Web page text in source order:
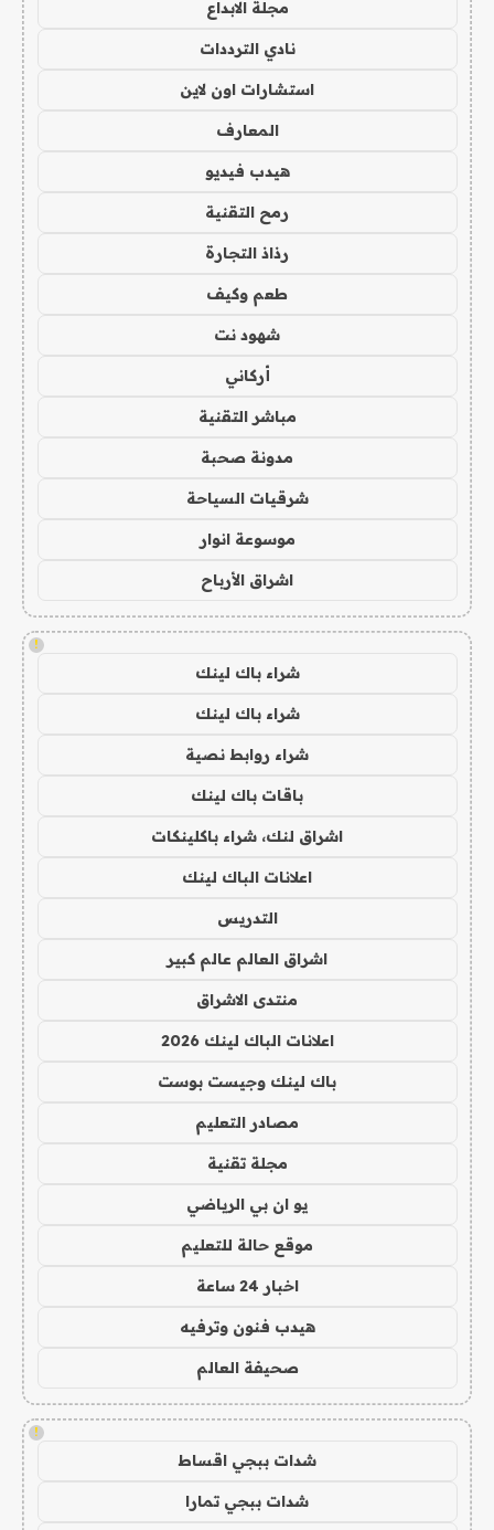
مجلة الابداع
نادي الترددات
استشارات اون لاين
المعارف
هيدب فيديو
رمح التقنية
رذاذ التجارة
طعم وكيف
شهود نت
أركاني
مباشر التقنية
مدونة صحبة
شرقيات السياحة
موسوعة انوار
اشراق الأرباح
!
شراء باك لينك
شراء باك لينك
شراء روابط نصية
باقات باك لينك
اشراق لنك، شراء باكلينكات
اعلانات الباك لينك
التدريس
اشراق العالم عالم كبير
منتدى الاشراق
اعلانات الباك لينك 2026
باك لينك وجيست بوست
مصادر التعليم
مجلة تقنية
يو ان بي الرياضي
موقع حالة للتعليم
اخبار 24 ساعة
هيدب فنون وترفيه
صحيفة العالم
!
شدات ببجي اقساط
شدات ببجي تمارا